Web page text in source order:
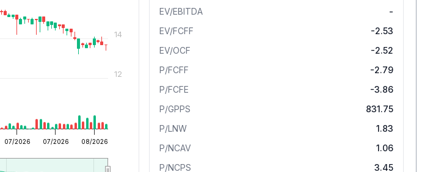
07/2026 07/2026 08/2026
12
14
EV/EBITDA
-
EV/FCFF
-2.53
EV/OCF
-2.52
P/FCFF
-2.79
P/FCFE
-3.86
P/GPPS
831.75
P/LNW
1.83
P/NCAV
1.06
P/NCPS
3.45